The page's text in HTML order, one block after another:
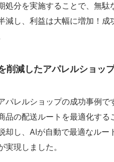
処分を実施することで、無
減し、利益は大幅に増加！
削減したアパレルショッ
パレルショップの成功事例
の配送ルートを最適化する
却し、AIが自動で最適なルー
現しました。